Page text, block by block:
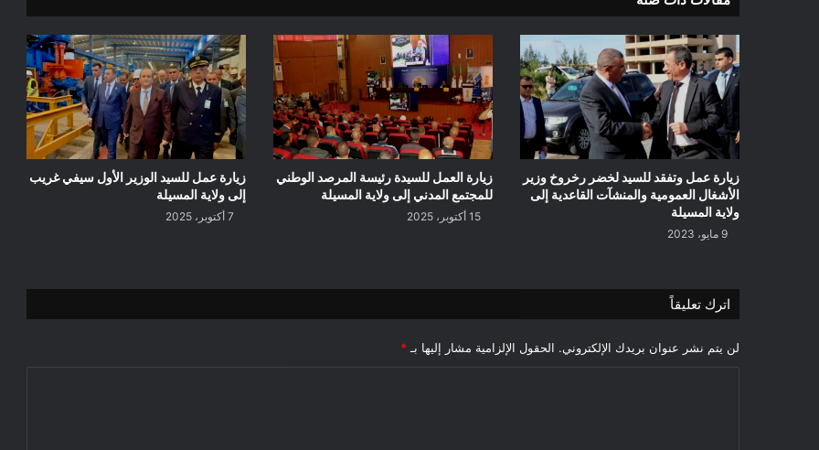
زيارة عمل وتفقد للسيد لخضر رخروخ وزير
الأشغال العمومية والمنشآت القاعدية إلى
ولاية المسيلة
9 مايو، 2023
زيارة العمل للسيدة رئيسة المرصد الوطني
للمجتمع المدني إلى ولاية المسيلة
15 أكتوبر، 2025
زيارة عمل للسيد الوزير الأول سيفي غريب
إلى ولاية المسيلة
7 أكتوبر، 2025
اترك تعليقاً
لن يتم نشر عنوان بريدك الإلكتروني. الحقول الإلزامية مشار إليها بـ *